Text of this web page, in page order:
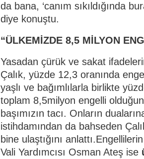
da bana, ‘canım sıkıldığında
diye konuştu.
“ÜLKEMİZDE 8,5 MİLYON
Yasadan çürük ve sakat
Çalık, yüzde 12,3 oranında
yaşlı ve bağımlılarla birlikte
toplam 8,5milyon engelli
başımızın tacı. Onların
istihdamından da bahseden
bine ulaştığını
Vali Yardımcısı Osman Ateş ise